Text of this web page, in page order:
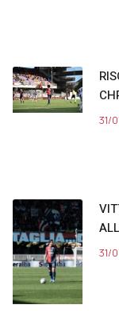
31/
31/